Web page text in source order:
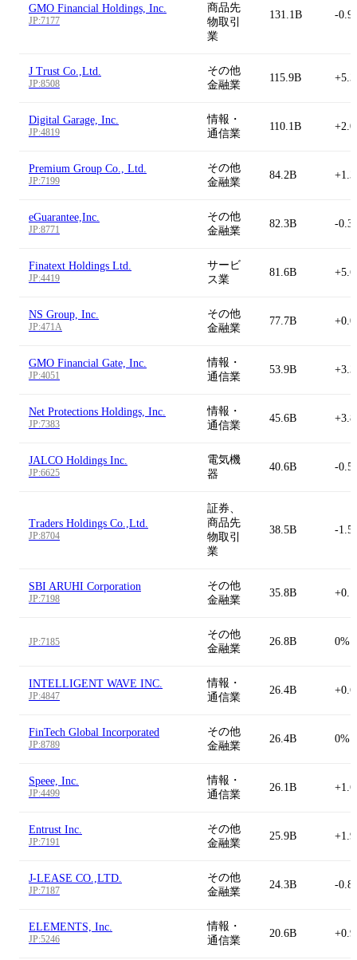
GMO Financial Holdings, Inc.
JP:7177
商品先
物取引
業
131.1B -
J Trust Co.,Ltd.
JP:8508
その他
金融業
115.9B
Digital Garage, Inc.
JP:4819
情報・
通信業
110.1B
Premium Group Co., Ltd.
JP:7199
その他
金融業
84.2B
eGuarantee,Inc.
JP:8771
その他
金融業
82.3B -
Finatext Holdings Ltd.
JP:4419
サービ
ス業
81.6B
NS Group, Inc.
JP:471A
その他
金融業
77.7B
GMO Financial Gate, Inc.
JP:4051
情報・
通信業
53.9B
Net Protections Holdings, Inc.
JP:7383
情報・
通信業
45.6B
JALCO Holdings Inc.
JP:6625
電気機
器
40.6B -
Traders Holdings Co.,Ltd.
JP:8704
証券、
商品先
物取引
業
38.5B -
SBI ARUHI Corporation
JP:7198
その他
金融業
35.8B
JP:7185
その他
金融業
26.8B 0%
INTELLIGENT WAVE INC.
JP:4847
情報・
通信業
26.4B
FinTech Global Incorporated
JP:8789
その他
金融業
26.4B 0%
Speee, Inc.
JP:4499
情報・
通信業
26.1B
Entrust Inc.
JP:7191
その他
金融業
25.9B
J-LEASE CO.,LTD.
JP:7187
その他
金融業
24.3B -
ELEMENTS, Inc.
JP:5246
情報・
通信業
20.6B